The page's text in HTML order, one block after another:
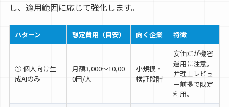
し、適用範囲に応じて強化します。
パターン 想定費用（目安） 向く企業 特徴
① 個人向け生
成AIのみ
月額3,000〜10,00
0円/人
小規模・
検証段階
安価だが機密
運用に注意。
弁理士レビュ
ー前提で限定
利用。